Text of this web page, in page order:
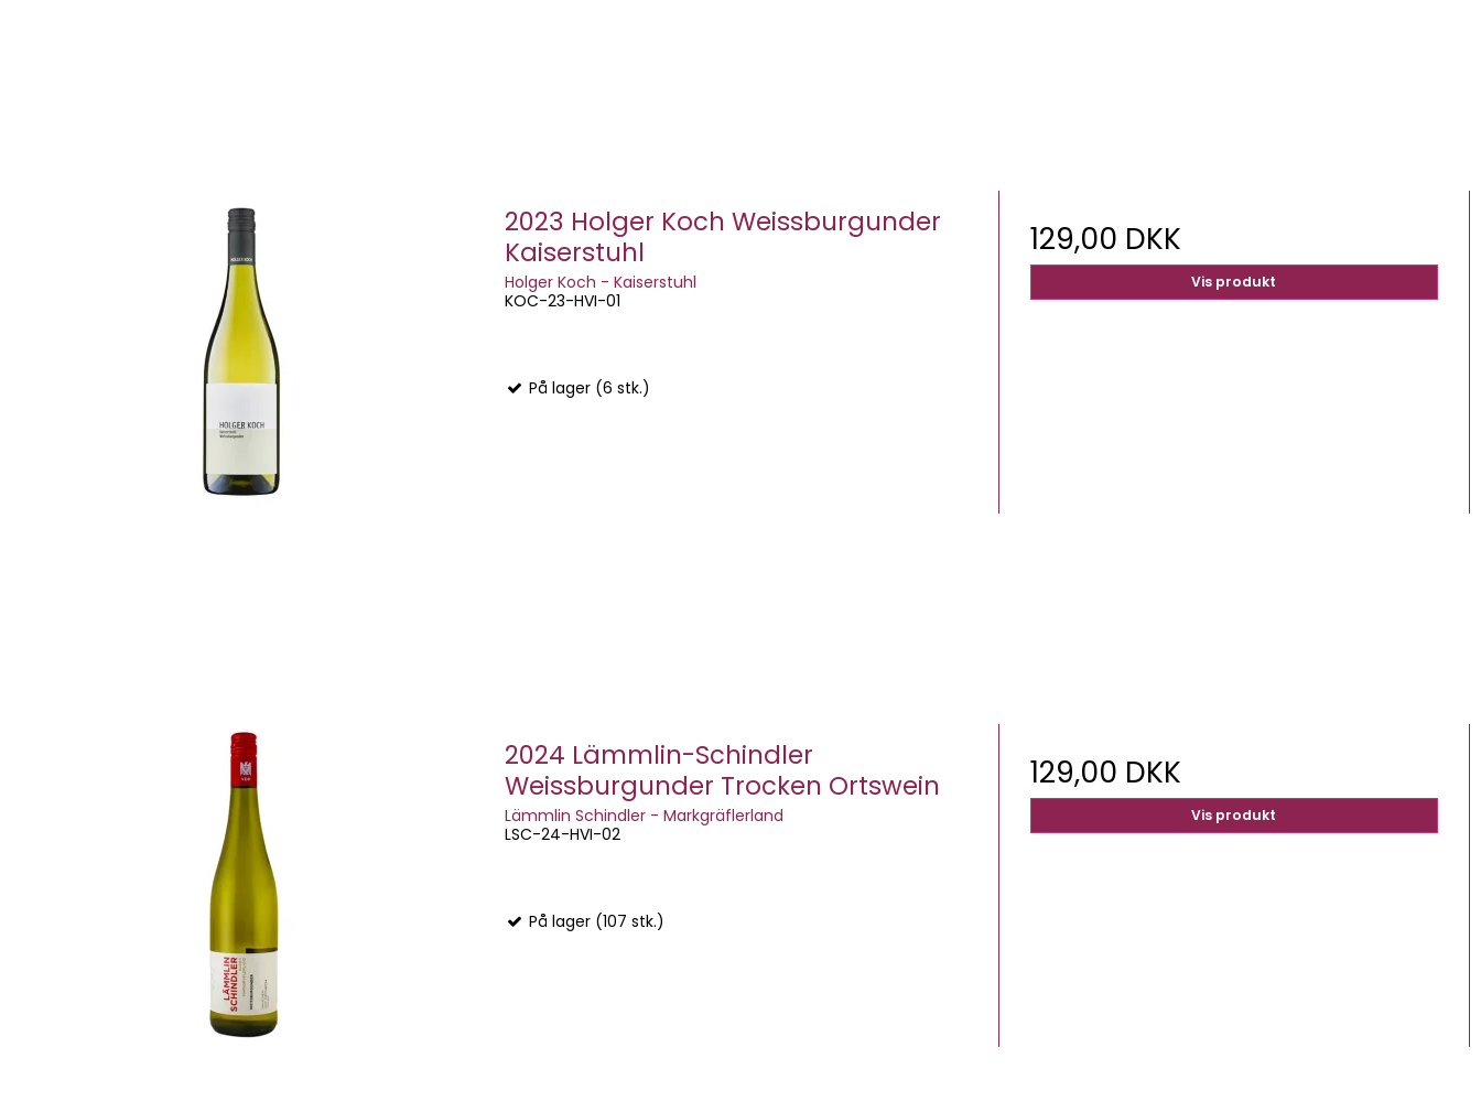
2023 Holger Koch Weissburgunder
Kaiserstuhl
Holger Koch - Kaiserstuhl
KOC-23-HVI-01
På lager (6 stk.)
129,00 DKK
Vis produkt
2024 Lämmlin-Schindler
Weissburgunder Trocken Ortswein
Lämmlin Schindler - Markgräflerland
LSC-24-HVI-02
På lager (107 stk.)
129,00 DKK
Vis produkt